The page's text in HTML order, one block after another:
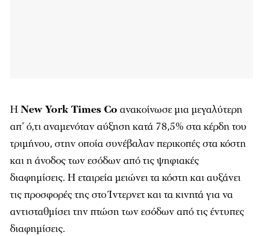
ΗNew York Times Co ανακοίνωσε μια μεγαλύτερη
απ’ ό,τι αναμενόταν αύξηση κατά 78,5% στα κέρδη του
τριμήνου, στην οποία συνέβαλαν περικοπές στα κόστη
και η άνοδος των εσόδων από τις ψηφιακές
διαφημίσεις. Η εταιρεία μειώνει τα κόστη και αυξάνει
τις προσφορές της στο Ίντερνετ και τα κινητά για να
αντισταθμίσει την πτώση των εσόδων από τις έντυπες
διαφημίσεις.